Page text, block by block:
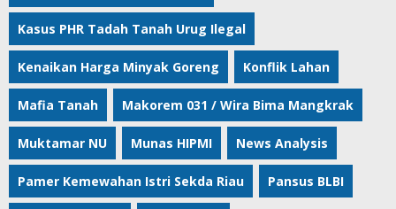
Kasus PHR Tadah Tanah Urug Ilegal
Kenaikan Harga Minyak Goreng Konflik Lahan
Mafia Tanah Makorem 031 / Wira Bima Mangkrak
Muktamar NU Munas HIPMI News Analysis
Pamer Kemewahan Istri Sekda Riau Pansus BLBI